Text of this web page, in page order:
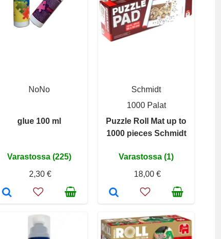
NoNo
glue 100 ml
Varastossa (225)
2,30 €
Schmidt
1000 Palat
Puzzle Roll Mat up to
1000 pieces Schmidt
Varastossa (1)
18,00 €